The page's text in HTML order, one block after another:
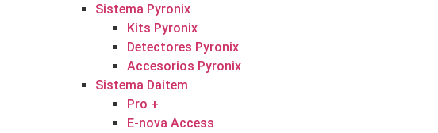
Sistema Pyronix
Kits Pyronix
Detectores Pyronix
Accesorios Pyronix
Sistema Daitem
Pro +
E-nova Access